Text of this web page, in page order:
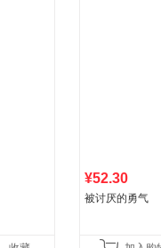
¥52.30
被讨厌的勇气